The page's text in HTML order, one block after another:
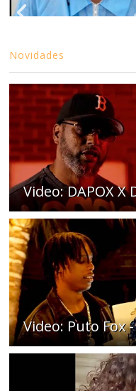
Novidades
Video: DAPOX X
Video: Puto Fox